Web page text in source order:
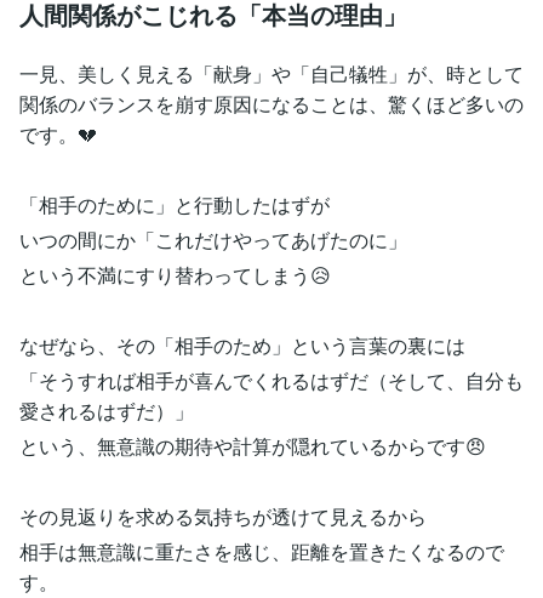
人間関係がこじれる「本当の理由」
一見、美しく見える「献身」や「自己犠牲」が、時として
関係のバランスを崩す原因になることは、驚くほど多いの
です。💔
「相手のために」と行動したはずが
いつの間にか「これだけやってあげたのに」
という不満にすり替わってしまう😥
なぜなら、その「相手のため」という言葉の裏には
「そうすれば相手が喜んでくれるはずだ（そして、自分も
愛されるはずだ）」
という、無意識の期待や計算が隠れているからです😠
その見返りを求める気持ちが透けて見えるから
相手は無意識に重たさを感じ、距離を置きたくなるので
す。